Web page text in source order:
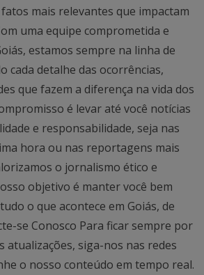
mais relevantes que impactam
uma equipe comprometida e
estamos sempre na linha de
cada detalhe das ocorrências,
que fazem a diferença na vida dos
é levar até você notícias
e responsabilidade, seja nas
hora ou nas reportagens mais
o jornalismo ético e
objetivo é manter você bem
o que acontece em Goiás, de
se Conosco Para ficar sempre por
atualizações, siga-nos nas redes
o nosso conteúdo em tempo real.